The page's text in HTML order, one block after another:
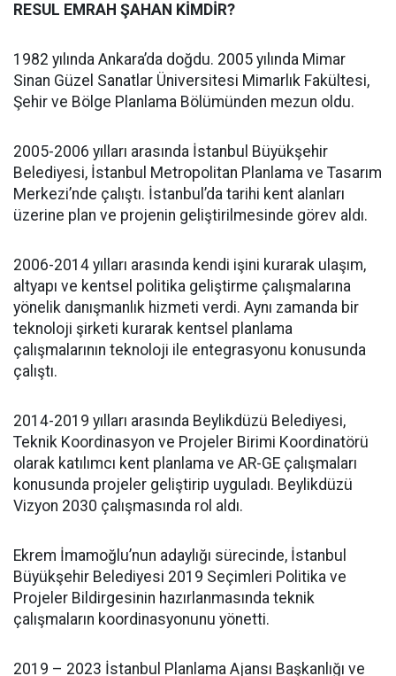
RESUL EMRAH ŞAHAN KİMDİR?
1982 yılında Ankara’da doğdu. 2005 yılında Mimar
Sinan Güzel Sanatlar Üniversitesi Mimarlık Fakültesi,
Şehir ve Bölge Planlama Bölümünden mezun oldu.
2005-2006 yılları arasında İstanbul Büyükşehir
Belediyesi, İstanbul Metropolitan Planlama ve Tasarım
Merkezi’nde çalıştı. İstanbul’da tarihi kent alanları
üzerine plan ve projenin geliştirilmesinde görev aldı.
2006-2014 yılları arasında kendi işini kurarak ulaşım,
altyapı ve kentsel politika geliştirme çalışmalarına
yönelik danışmanlık hizmeti verdi. Aynı zamanda bir
teknoloji şirketi kurarak kentsel planlama
çalışmalarının teknoloji ile entegrasyonu konusunda
çalıştı.
2014-2019 yılları arasında Beylikdüzü Belediyesi,
Teknik Koordinasyon ve Projeler Birimi Koordinatörü
olarak katılımcı kent planlama ve AR-GE çalışmaları
konusunda projeler geliştirip uyguladı. Beylikdüzü
Vizyon 2030 çalışmasında rol aldı.
Ekrem İmamoğlu’nun adaylığı sürecinde, İstanbul
Büyükşehir Belediyesi 2019 Seçimleri Politika ve
Projeler Bildirgesinin hazırlanmasında teknik
çalışmaların koordinasyonunu yönetti.
2019 – 2023 İstanbul Planlama Ajansı Başkanlığı ve